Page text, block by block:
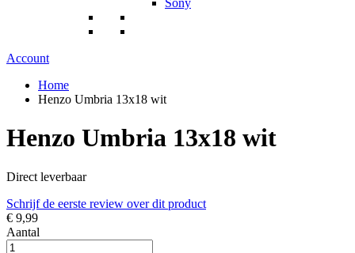
Sony
Account
Home
Henzo Umbria 13x18 wit
Henzo Umbria 13x18 wit
Direct leverbaar
Schrijf de eerste review over dit product
€ 9,99
Aantal